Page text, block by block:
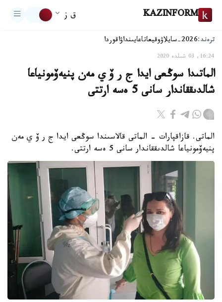
KAZINFORM ق ز
ترەند:2026-سايلاۋ وقيعاتاعايىنداۋاقوردا
16:24, 03 شىلدە 2020
الماتىدا سوڭعى ايدا ج ر ۆ ي مەن پنيەۆمونياعا
شالدىققاندار سانى 5 ەسە ارتتى
الماتى. قازاقپارات - الماتى قالاسىندا سوڭعى ايدا ج ر ۆ ي مەن
پنيەۆمونياعا شالدىققاندار سانى 5 ەسە ارتتى.